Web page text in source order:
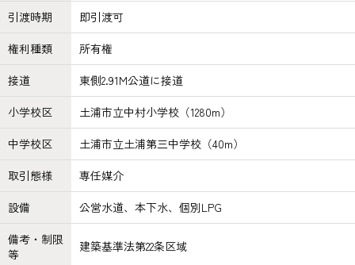
引渡時期
即引渡可
権利種類
所有権
接道
東側2.91M公道に接道
小学校区
土浦市立中村小学校（1280m）
中学校区
土浦市立土浦第三中学校（40m）
取引態様
専任媒介
設備
公営水道、本下水、個別LPG
備考・制限
等
建築基準法第22条区域